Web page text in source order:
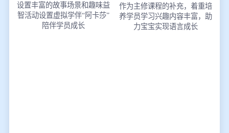
设置丰富的故事场景和趣味益
智活动设置虚拟学伴“阿卡莎”
陪伴学员成长
作为主修课程的补充，着重培
养学员学习兴趣内容丰富，助
力宝宝实现语言成长